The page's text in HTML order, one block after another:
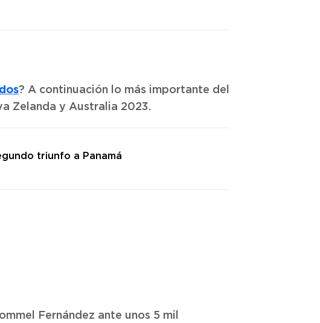
? A continuación lo más importante del
Zelanda y Australia 2023.
triunfo a Panamá
Fernández ante unos 5 mil